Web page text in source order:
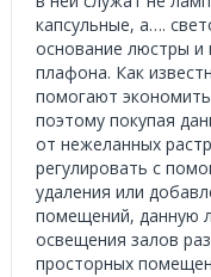
капсульные, а….
основание люстры и
плафона. Как
помогают
поэтому покупая
от нежеланных
регулировать с
удаления или
помещений, данную
освещения залов
просторных